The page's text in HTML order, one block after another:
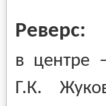
Реверс:
в центре
Г.К.